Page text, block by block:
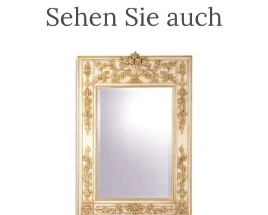
Sehen Sie auch